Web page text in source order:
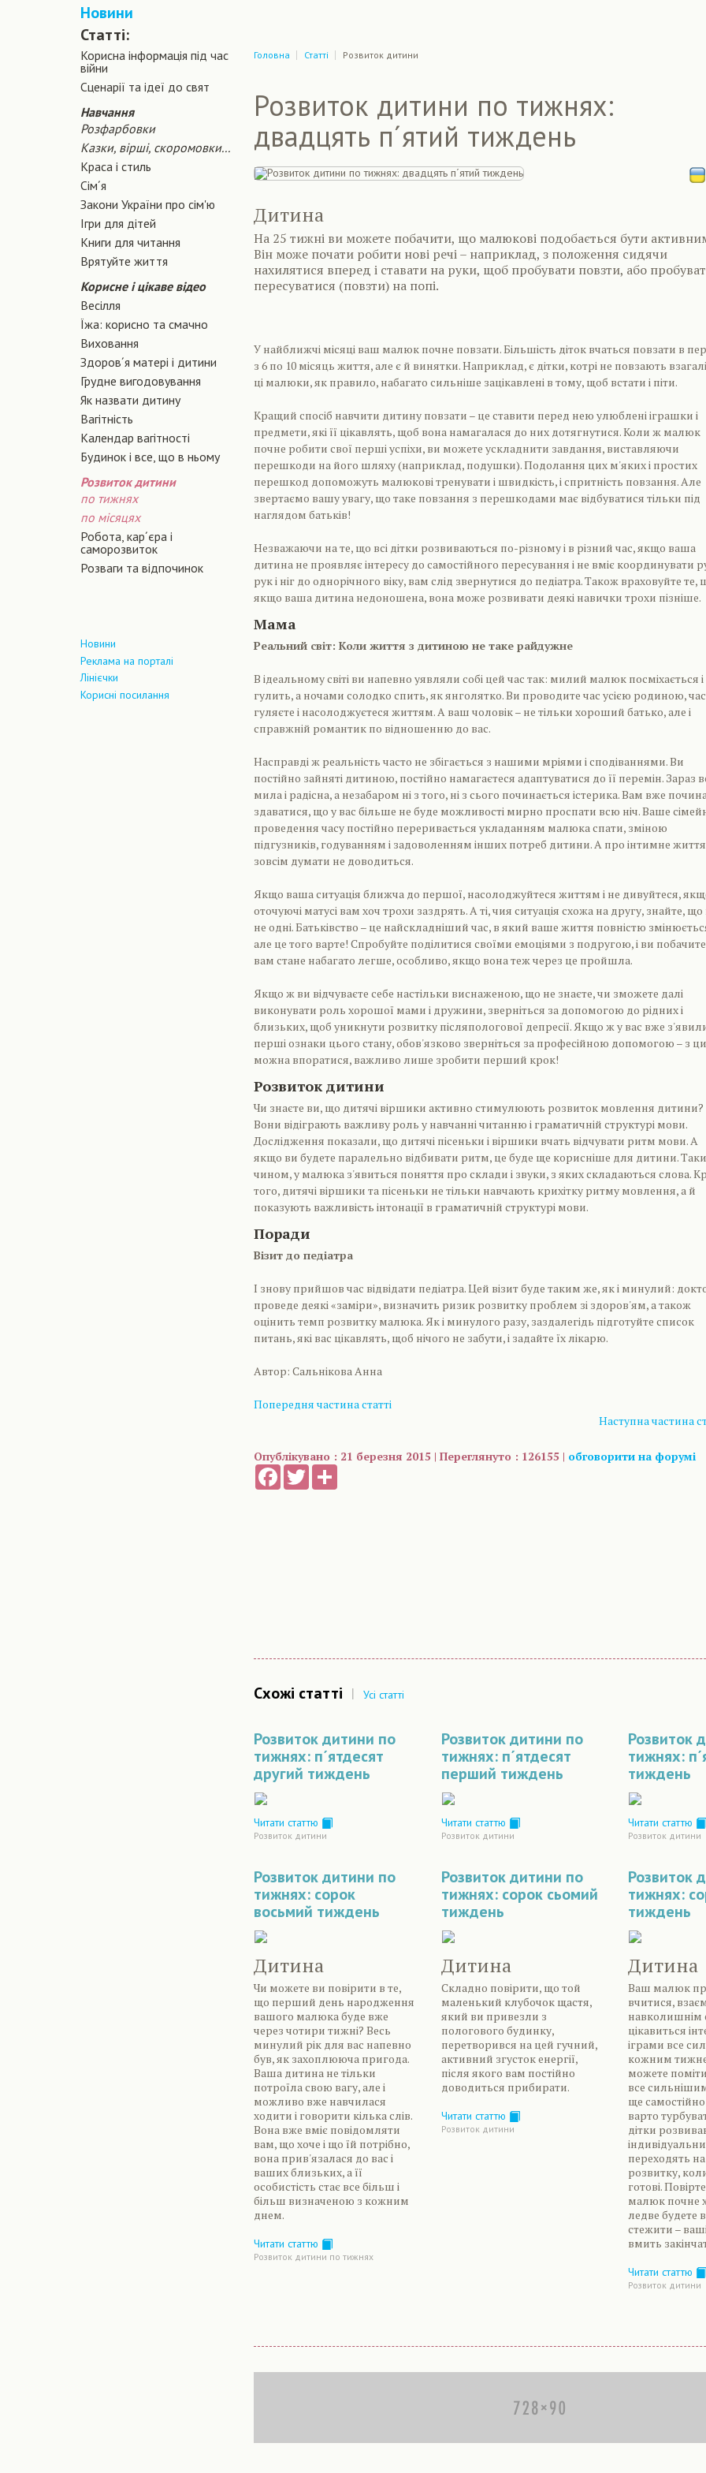
Новини
Статті:
Корисна інформація під час
війни
Сценарiї та iдеї до свят
Навчання
Розфарбовки
Казки, вірші, скоромовки...
Краса і стиль
Сiм´я
Закони України про сiм'ю
Ігри для дітей
Книги для читання
Врятуйте життя
Корисне і цікаве відео
Весілля
Їжа: корисно та смачно
Виховання
Здоров´я матері і дитини
Грудне вигодовування
Як назвати дитину
Вагiтнiсть
Календар вагітності
Будинок і все, що в ньому
Розвиток дитини
по тижнях
по місяцях
Робота, кар´єра і
саморозвиток
Розваги та відпочинок
Новини
Реклама на порталі
Лінієчки
Корисні посилання
Головна Статті Розвиток дитини
Розвиток дитини по тижнях:
двадцять п´ятий тиждень
Дитина
На 25 тижні ви можете побачити, що малюкові подобається бути
Він може почати робити нові речі – наприклад, з положення сидячи
нахилятися вперед і ставати на руки, щоб пробувати повзти, або
пересуватися (повзти) на попі.
У найближчі місяці ваш малюк почне повзати. Більшість діток вчаться повзати в
з 6 по 10 місяць життя, але є й винятки. Наприклад, є дітки, котрі не повзають
ці малюки, як правило, набагато сильніше зацікавлені в тому, щоб встати і піти.
Кращий спосіб навчити дитину повзати – це ставити перед нею улюблені іграшки і
предмети, які її цікавлять, щоб вона намагалася до них дотягнутися. Коли ж малюк
почне робити свої перші успіхи, ви можете ускладнити завдання, виставляючи
перешкоди на його шляху (наприклад, подушки). Подолання цих м'яких і простих
перешкод допоможуть малюкові тренувати і швидкість, і спритність повзання. Але
звертаємо вашу увагу, що таке повзання з перешкодами має відбуватися тільки під
наглядом батьків!
Незважаючи на те, що всі дітки розвиваються по-різному і в різний час, якщо ваша
дитина не проявляє інтересу до самостійного пересування і не вміє координувати
рук і ніг до однорічного віку, вам слід звернутися до педіатра. Також враховуйте те,
якщо ваша дитина недоношена, вона може розвивати деякі навички трохи пізніше.
Мама
Реальний світ: Коли життя з дитиною не таке райдужне
В ідеальному світі ви напевно уявляли собі цей час так: милий малюк посміхається і
гулить, а ночами солодко спить, як янголятко. Ви проводите час усією родиною,
гуляєте і насолоджуєтеся життям. А ваш чоловік – не тільки хороший батько, але і
справжній романтик по відношенню до вас.
Насправді ж реальність часто не збігається з нашими мріями і сподіваннями. Ви
постійно зайняті дитиною, постійно намагаєтеся адаптуватися до її перемін. Зараз
мила і радісна, а незабаром ні з того, ні з сього починається істерика. Вам вже
здаватися, що у вас більше не буде можливості мирно проспати всю ніч. Ваше
проведення часу постійно переривається укладанням малюка спати, зміною
підгузників, годуванням і задоволенням інших потреб дитини. А про інтимне життя
зовсім думати не доводиться.
Якщо ваша ситуація ближча до першої, насолоджуйтеся життям і не дивуйтеся,
оточуючі матусі вам хоч трохи заздрять. А ті, чия ситуація схожа на другу, знайте, що
не одні. Батьківство – це найскладніший час, в який ваше життя повністю
але це того варте! Спробуйте поділитися своїми емоціями з подругою, і ви
вам стане набагато легше, особливо, якщо вона теж через це пройшла.
Якщо ж ви відчуваєте себе настільки виснаженою, що не знаєте, чи зможете далі
виконувати роль хорошої мами і дружини, зверніться за допомогою до рідних і
близьких, щоб уникнути розвитку післяпологової депресії. Якщо ж у вас вже
перші ознаки цього стану, обов'язково зверніться за професійною допомогою – з
можна впоратися, важливо лише зробити перший крок!
Розвиток дитини
Чи знаєте ви, що дитячі віршики активно стимулюють розвиток мовлення дитини?
Вони відіграють важливу роль у навчанні читанню і граматичній структурі мови.
Дослідження показали, що дитячі пісеньки і віршики вчать відчувати ритм мови. А
якщо ви будете паралельно відбивати ритм, це буде ще корисніше для дитини.
чином, у малюка з'явиться поняття про склади і звуки, з яких складаються слова.
того, дитячі віршики та пісеньки не тільки навчають крихітку ритму мовлення, а й
показують важливість інтонації в граматичній структурі мови.
Поради
Візит до педіатра
І знову прийшов час відвідати педіатра. Цей візит буде таким же, як і минулий:
проведе деякі «заміри», визначить ризик розвитку проблем зі здоров'ям, а також
оцінить темп розвитку малюка. Як і минулого разу, заздалегідь підготуйте список
питань, які вас цікавлять, щоб нічого не забути, і задайте їх лікарю.
Автор: Сальнікова Анна
Попередня частина статті
Наступна частина
Опублікувано : 21 березня 2015 | Переглянуто : 126155 | обговорити на форумі
FacebookTwitter
Схожі статті | Усі статті
Розвиток дитини по
тижнях: п´ятдесят
другий тиждень
Читати статтю
Розвиток дитини
Розвиток дитини по
тижнях: п´ятдесят
перший тиждень
Читати статтю
Розвиток дитини
Розвиток
тижнях:
тиждень
Читати статтю
Розвиток дитини
Розвиток дитини по
тижнях: сорок
восьмий тиждень
Дитина
Чи можете ви повірити в те,
що перший день народження
вашого малюка буде вже
через чотири тижні? Весь
минулий рік для вас напевно
був, як захоплююча пригода.
Ваша дитина не тільки
потроїла свою вагу, але і
можливо вже навчилася
ходити і говорити кілька слів.
Вона вже вміє повідомляти
вам, що хоче і що їй потрібно,
вона прив'язалася до вас і
ваших близьких, а її
особистість стає все більш і
більш визначеною з кожним
днем.
Читати статтю
Розвиток дитини по тижнях
Розвиток дитини по
тижнях: сорок сьомий
тиждень
Дитина
Складно повірити, що той
маленький клубочок щастя,
який ви привезли з
пологового будинку,
перетворився на цей гучний,
активний згусток енергії,
після якого вам постійно
доводиться прибирати.
Читати статтю
Розвиток дитини
Розвиток
тижнях:
тиждень
Дитина
Ваш малюк
вчитися,
навколишнім
цікавиться
іграми все
кожним
можете
все
ще
варто
дітки
переходять
розвитку,
готові.
малюк почне
ледве будете
стежити –
вмить
Читати статтю
Розвиток дитини